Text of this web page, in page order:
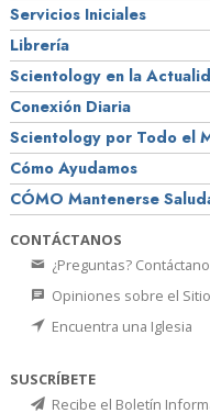
Servicios Iniciales
Librería
Scientology en la
Conexión Diaria
Scientology por Todo el
Cómo Ayudamos
CÓMO Mantenerse
CONTÁCTANOS
¿Preguntas?
Opiniones sobre el
Encuentra una Iglesia
SUSCRÍBETE
Recibe el Boletín